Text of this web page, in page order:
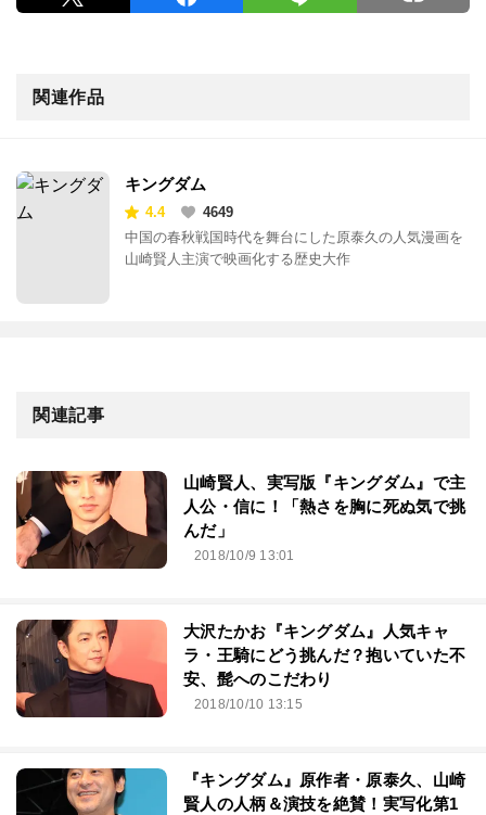
関連作品
キングダム
4.4
4649
中国の春秋戦国時代を舞台にした原泰久の人気漫画を
山崎賢人主演で映画化する歴史大作
関連記事
山崎賢人、実写版『キングダム』で主
人公・信に！「熱さを胸に死ぬ気で挑
んだ」
2018/10/9 13:01
大沢たかお『キングダム』人気キャ
ラ・王騎にどう挑んだ？抱いていた不
安、髭へのこだわり
2018/10/10 13:15
『キングダム』原作者・原泰久、山崎
賢人の人柄＆演技を絶賛！実写化第1